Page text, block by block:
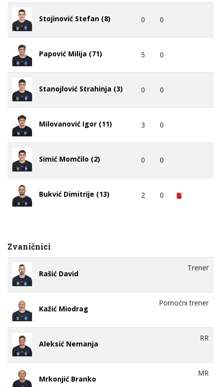
Stojinović Stefan (8) 0 0
Papović Milija (71) 5 0
Stanojlović Strahinja (3) 0 0
Milovanović Igor (11) 3 0
Simić Momčilo (2) 0 0
Bukvić Dimitrije (13) 2 0
Zvaničnici
Rašić David
Trener
Kažić Miodrag
Pomoćni trener
Aleksić Nemanja
RR
Mrkonjić Branko
MR